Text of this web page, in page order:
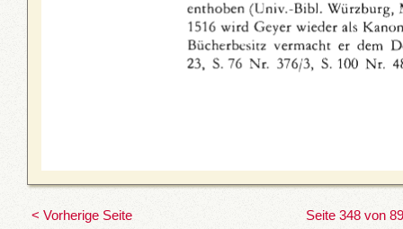
< Vorherige Seite Seite 348 von